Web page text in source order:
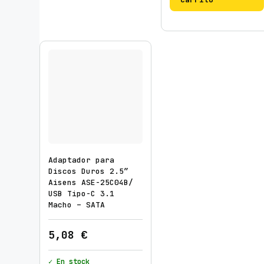
Adaptador para
Discos Duros 2.5″
Aisens ASE-25C04B/
USB Tipo-C 3.1
Macho – SATA
5,08 €
✓ En stock